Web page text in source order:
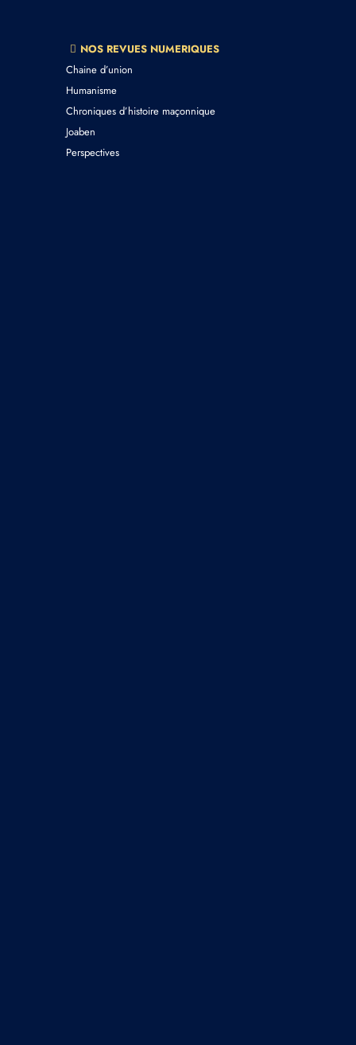
NOS REVUES NUMERIQUES
Chaine d’union
Humanisme
Chroniques d’histoire maçonnique
Joaben
Perspectives